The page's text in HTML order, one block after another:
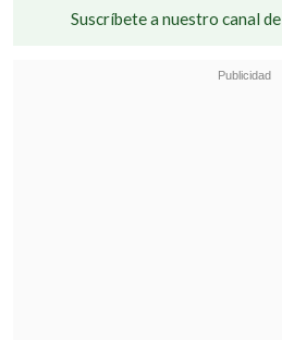
Suscríbete a nuestro canal de